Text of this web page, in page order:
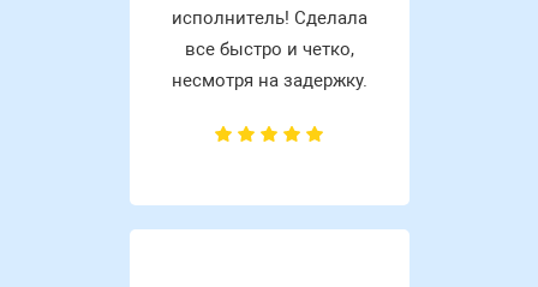
исполнитель! Сделала
все быстро и четко,
несмотря на задержку.